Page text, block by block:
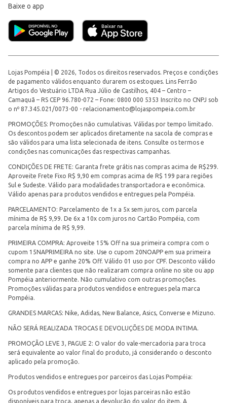
Baixe o app
Lojas Pompéia | © 2026, Todos os direitos reservados. Preços e condições
de pagamento válidos enquanto durarem os estoques. Lins Ferrão
Artigos do Vestuário LTDA Rua Júlio de Castilhos, 404 – Centro –
Camaquã – RS CEP 96.780-072 – Fone: 0800 000 5353 Inscrito no CNPJ sob
o nº 87.345.021/0073-00 - relacionamento@lojaspompeia.com.br
PROMOÇÕES: Promoções não cumulativas. Válidas por tempo limitado.
Os descontos podem ser aplicados diretamente na sacola de compras e
são válidos para uma lista selecionada de itens. Consulte os termos e
condições nas comunicações das respectivas campanhas.
CONDIÇÕES DE FRETE: Garanta frete grátis nas compras acima de R$299.
Aproveite Frete Fixo R$ 9,90 em compras acima de R$ 199 para regiões
Sul e Sudeste. Válido para modalidades transportadora e econômica.
Válido apenas para produtos vendidos e entregues pela Pompéia.
PARCELAMENTO: Parcelamento de 1x a 5x sem juros, com parcela
mínima de R$ 9,99. De 6x a 10x com juros no Cartão Pompéia, com
parcela mínima de R$ 9,99.
PRIMEIRA COMPRA: Aproveite 15% Off na sua primeira compra com o
cupom 15NAPRIMEIRA no site. Use o cupom 20NOAPP em sua primeira
compra no APP e ganhe 20% Off. Válido 01 uso por CPF. Desconto válido
somente para clientes que não realizaram compra online no site ou app
Pompéia anteriormente. Não cumulativo com outras promoções.
Promoções válidas para produtos vendidos e entregues pela marca
Pompéia.
GRANDES MARCAS: Nike, Adidas, New Balance, Asics, Converse e Mizuno.
NÃO SERÁ REALIZADA TROCAS E DEVOLUÇÕES DE MODA INTIMA.
PROMOÇÃO LEVE 3, PAGUE 2: O valor do vale-mercadoria para troca
será equivalente ao valor final do produto, já considerando o desconto
aplicado pela promoção.
Produtos vendidos e entregues por parceiros das Lojas Pompéia:
Os produtos vendidos e entregues por lojas parceiras não estão
disponíveis para troca, apenas a devolução do valor do item. A